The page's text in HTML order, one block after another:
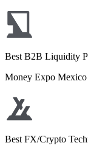
Best B2B Liquidity
Money Expo Mexico
Best FX/Crypto